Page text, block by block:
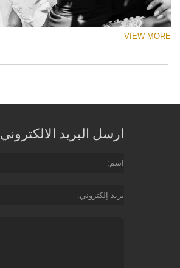
VIEW MORE
ارسل البريد الالكتروني
اسم
بريد إلكتروني